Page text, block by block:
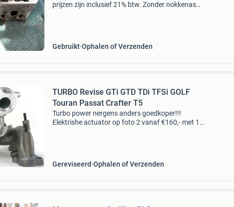
prijzen zijn inclusief 21% btw. Zonder nokkenas
Gebruikt Ophalen of Verzenden
TURBO Revise GTi GTD TDi TFSi GOLF
Touran Passat Crafter T5
Turbo power nergens anders goedkoper!!!
Elektrishe actuator op foto 2 vanaf €160,- met 1
Gereviseerd Ophalen of Verzenden